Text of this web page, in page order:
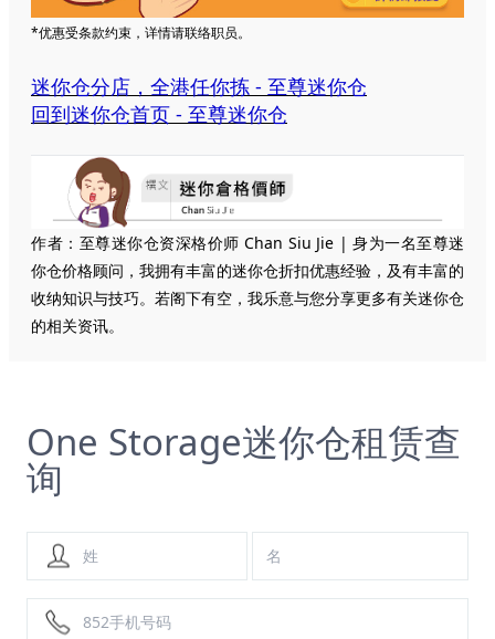
*优惠受条款约束，详情请联络职员。
迷你仓分店，全港任你拣 - 至尊迷你仓
回到迷你仓首页 - 至尊迷你仓
作者：至尊迷你仓资深格价师 Chan Siu Jie | 身为一名至尊迷
你仓价格顾问，我拥有丰富的迷你仓折扣优惠经验，及有丰富的
收纳知识与技巧。若阁下有空，我乐意与您分享更多有关迷你仓
的相关资讯。
One Storage迷你仓租赁查
询